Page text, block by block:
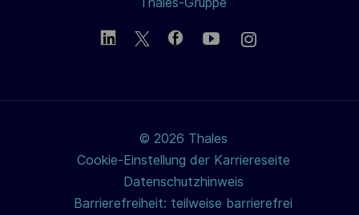
© 2026 Thales
Cookie-Einstellung der Karriereseite
Datenschutzhinweis
Barrierefreiheit: teilweise barrierefrei